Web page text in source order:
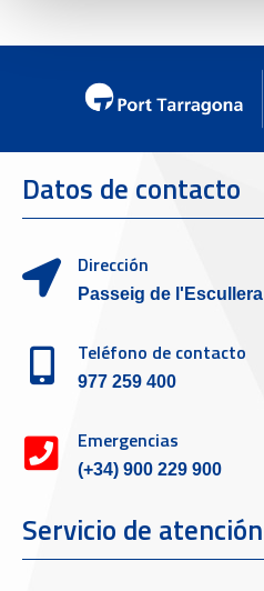
Datos de contacto
Dirección
Passeig de
Teléfono de contacto
977 259 400
Emergencias
(+34) 900 229 900
Servicio de